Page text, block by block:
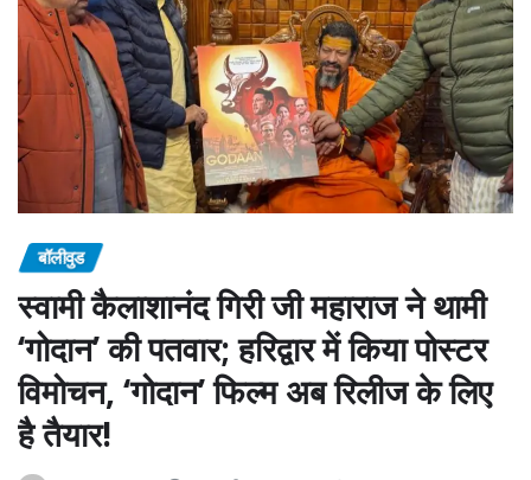
बॉलीवुड
स्वामी कैलाशानंद गिरी जी महाराज ने थामी
‘गोदान’ की पतवार; हरिद्वार में किया पोस्टर
विमोचन, ‘गोदान’ फिल्म अब रिलीज के लिए
है तैयार!